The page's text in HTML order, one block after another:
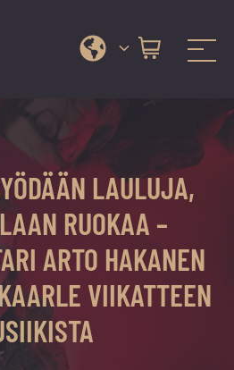
LAULUJA,
RUOKAA –
ARTO HAKANEN
VIIKATTEEN